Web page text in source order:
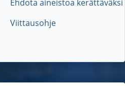
Ehdota aineistoa kerättäväksi
Viittausohje